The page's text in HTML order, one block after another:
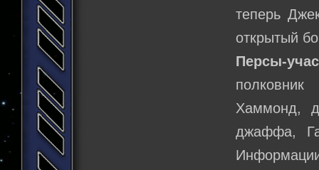
теперь
открытый
Персы-
Хаммонд,
джаффа,